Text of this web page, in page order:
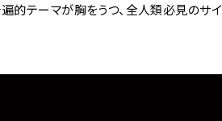
テーマが胸をうつ、全人類必見のサイ